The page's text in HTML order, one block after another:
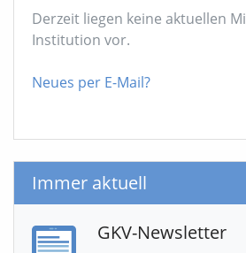
Derzeit liegen keine aktuellen
Institution vor.
Neues per E-Mail?
Immer aktuell
GKV-Newsletter